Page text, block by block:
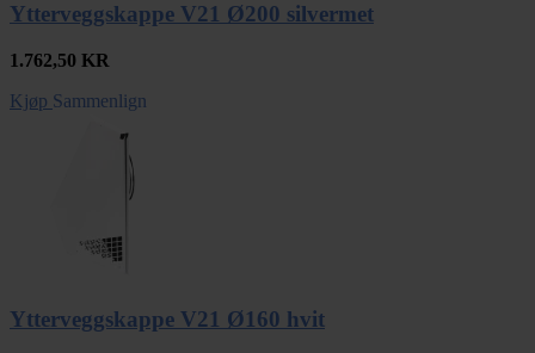
Ytterveggskappe V21 Ø200 silvermet
1.762,50 KR
Kjøp Sammenlign
Ytterveggskappe V21 Ø160 hvit